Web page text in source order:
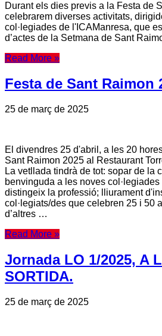
Durant els dies previs a la Festa de
celebrarem diverses activitats,
col·legiades de l'ICAManresa, que
d’actes de la Setmana de Sant
Read More »
Festa de Sant Raimon
25 de març de 2025
El divendres 25 d'abril, a les 20
Sant Raimon 2025 al Restaurant
La vetllada tindrà de tot: sopar de la
benvinguda a les noves
distingeix la professió; lliurament
col·legiats/des que celebren 25 i 50
d’altres …
Read More »
Jornada LO 1/2025, A
SORTIDA.
25 de març de 2025